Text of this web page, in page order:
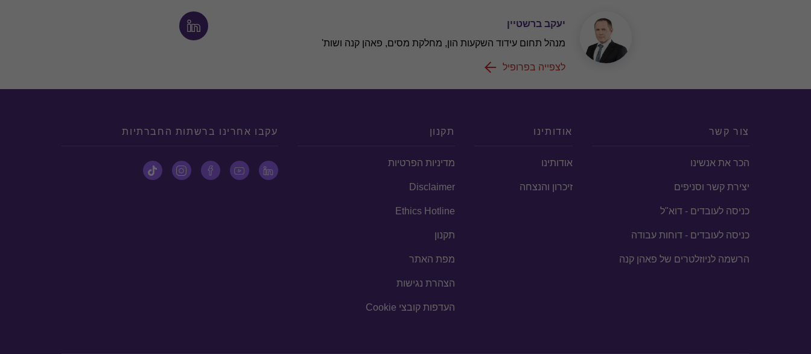
יעקב ברשטיין
מנהל תחום עידוד השקעות הון, מחלקת מסים, פאהן קנה ושות'
לצפייה בפרופיל
צור קשר
הכר את אנשינו
יצירת קשר וסניפים
כניסה לעובדים - דוא"ל
כניסה לעובדים - דוחות עבודה
הרשמה לניוזלטרים של פאהן קנה
אודותינו
אודותינו
זיכרון והנצחה
תקנון
מדיניות הפרטיות
Disclaimer
Ethics Hotline
תקנון
מפת האתר
הצהרת נגישות
העדפות קובצי Cookie
עקבו אחרינו ברשתות החברתיות